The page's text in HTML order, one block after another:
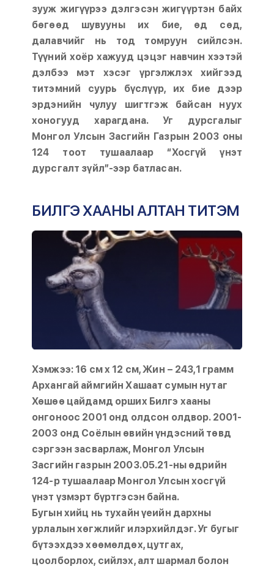
зууж жигүүрээ дэлгэсэн жигүүртэн байх
бөгөөд шувууны их бие, өд сөд,
далавчийг нь тод томруун сийлсэн.
Түүний хоёр хажууд цэцэг навчин хээтэй
дэлбээ мэт хэсэг үргэлжлэх хийгээд
титэмний суурь бүслүүр, их бие дээр
эрдэнийн чулуу шигтгэж байсан нуух
хоногууд харагдана. Уг дурсгалыг
Монгол Улсын Засгийн Газрын 2003 оны
124 тоот тушаалаар “Хосгүй үнэт
дурсгалт зүйл”-ээр батласан.
БИЛГЭ ХААНЫ АЛТАН ТИТЭМ
Хэмжээ: 16 см х 12 см, Жин – 243,1 грамм
Архангай аймгийн Хашаат сумын нутаг
Хөшөө цайдамд орших Билгэ хааны
онгоноос 2001 онд олдсон олдвор. 2001-
2003 онд Соёлын өвийн үндэсний төвд
сэргээн засварлаж, Монгол Улсын
Засгийн газрын 2003.05.21-ны өдрийн
124-р тушаалаар Монгол Улсын хосгүй
үнэт үзмэрт бүртгэсэн байна.
Бугын хийц нь тухайн үеийн дархны
урлалын хөгжлийг илэрхийлдэг. Уг бугыг
бүтээхдээ хөөмөлдөх, цутгах,
цоолборлох, сийлэх, алт шармал болон